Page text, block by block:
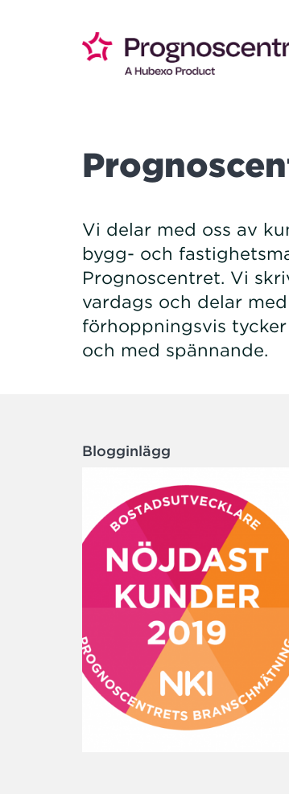
Vi delar med oss av
bygg- och
Prognoscentret. Vi
vardags och delar
förhoppningsvis
och med spännande.
Blogginlägg